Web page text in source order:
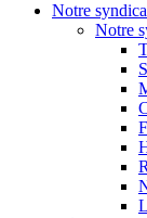
Notre
Notre